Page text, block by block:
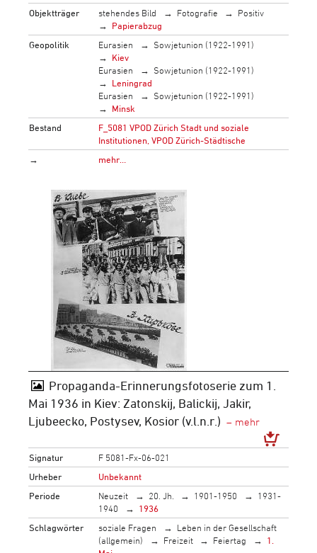
Objektträger
stehendes Bild Fotografie
Positiv
Papierabzug
Geopolitik
Eurasien
Sowjetunion (1922-1991)
Kiev
Eurasien
Sowjetunion (1922-1991)
Leningrad
Eurasien
Sowjetunion (1922-1991)
Minsk
Bestand
F_5081 VPOD Zürich Stadt und soziale
Institutionen, VPOD Zürich-Städtische
→
mehr…
Propaganda-Erinnerungsfotoserie zum 1.
Mai 1936 in Kiev: Zatonskij, Balickij, Jakir,
Ljubeecko, Postysev, Kosior (v.l.n.r.)
Signatur
F 5081-Fx-06-021
Urheber
Unbekannt
Periode
Neuzeit 20. Jh. 1901-1950
1931-
1940
1936
Schlagwörter
soziale Fragen
Leben in der Gesellschaft
(allgemein)
Freizeit Feiertag
1.